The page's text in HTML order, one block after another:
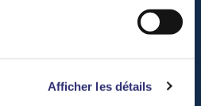
Afficher les détails
de Commerce) dazu
stellt die